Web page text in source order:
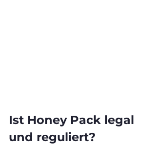
Ist Honey Pack legal
und reguliert?